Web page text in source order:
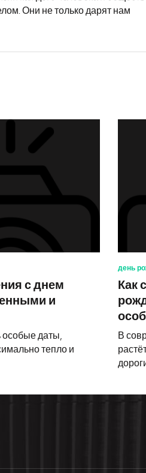
Они не только дарят нам
Как сделать
с днем
и
особые даты,
тепло и
день
Как
В